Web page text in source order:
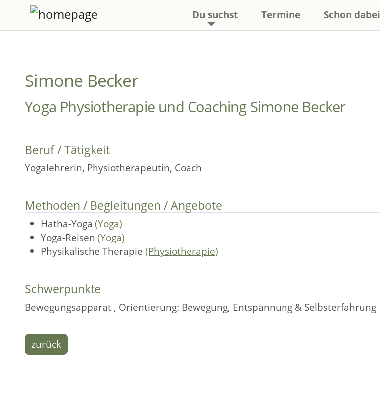
Du suchst Termine Schon dabei
Simone Becker
Yoga Physiotherapie und Coaching Simone Becker
Beruf / Tätigkeit
Yogalehrerin, Physiotherapeutin, Coach
Methoden / Begleitungen / Angebote
Hatha-Yoga(Yoga)
Yoga-Reisen(Yoga)
Physikalische Therapie(Physiotherapie)
Schwerpunkte
Bewegungsapparat , Orientierung: Bewegung, Entspannung & Selbsterfahrung
zurück